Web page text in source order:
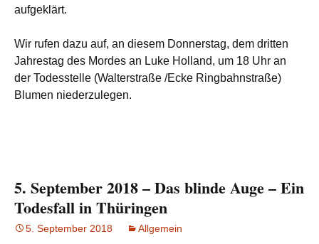
aufgeklärt.
Wir rufen dazu auf, an diesem Donnerstag, dem dritten
Jahrestag des Mordes an Luke Holland, um 18 Uhr an
der Todesstelle (Walterstraße /Ecke Ringbahnstraße)
Blumen niederzulegen.
5. September 2018 – Das blinde Auge – Ein
Todesfall in Thüringen
5. September 2018 Allgemein